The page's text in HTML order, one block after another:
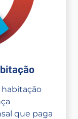
habitação
que paga